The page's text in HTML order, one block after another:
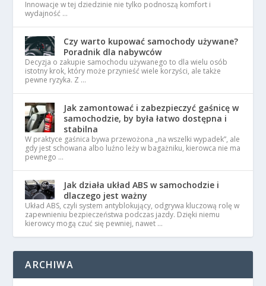
Innowacje w tej dziedzinie nie tylko podnoszą komfort i
wydajność …
Czy warto kupować samochody używane?
Poradnik dla nabywców
Decyzja o zakupie samochodu używanego to dla wielu osób
istotny krok, który może przynieść wiele korzyści, ale także
pewne ryzyka. Z …
Jak zamontować i zabezpieczyć gaśnicę w
samochodzie, by była łatwo dostępna i
stabilna
W praktyce gaśnica bywa przewożona „na wszelki wypadek”, ale
gdy jest schowana albo luźno leży w bagażniku, kierowca nie ma
pewnego …
Jak działa układ ABS w samochodzie i
dlaczego jest ważny
Układ ABS, czyli system antyblokujący, odgrywa kluczową rolę w
zapewnieniu bezpieczeństwa podczas jazdy. Dzięki niemu
kierowcy mogą czuć się pewniej, nawet …
ARCHIWA